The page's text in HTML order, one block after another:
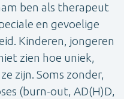
ben als therapeut
en gevoelige
Kinderen, jongeren
zien hoe uniek,
zijn. Soms zonder,
(burn-out, AD(H)D,